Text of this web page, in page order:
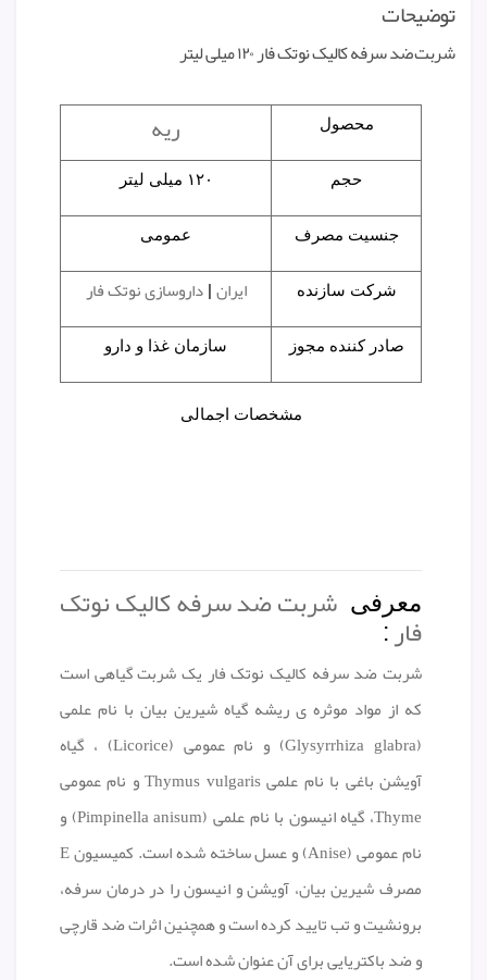
توضیحات
شربت ضد سرفه کالیک نوتک فار ۱۲۰ میلی لیتر
مشخصات اجمالی
محصول ریه
حجم ۱۲۰ میلی لیتر
جنسیت مصرف عمومی
شرکت سازنده ایران |داروسازی نوتک فار
صادر کننده مجوز سازمان غذا و دارو
معرفی شربت ضد سرفه کالیک نوتک
فار:
شربت ضد سرفه کالیک نوتک فار یک شربت گیاهی است
که از مواد موثره ی ریشه گیاه شیرین بیان با نام علمی
(Glysyrrhiza glabra) و نام عمومی (Licorice) ، گیاه
آویشن باغی با نام علمی Thymus vulgaris و نام عمومی
Thyme، گیاه انیسون با نام علمی (Pimpinella anisum) و
نام عمومی (Anise) و عسل ساخته شده است. کمیسیون E
مصرف شیرین بیان، آویشن و انیسون را در درمان سرفه،
برونشیت و تب تایید کرده است و همچنین اثرات ضد قارچی
و ضد باکتریایی برای آن عنوان شده است.